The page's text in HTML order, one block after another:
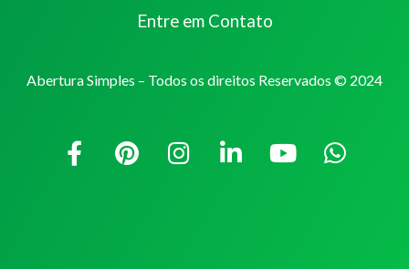
Entre em Contato
Abertura Simples – Todos os direitos Reservados © 2024